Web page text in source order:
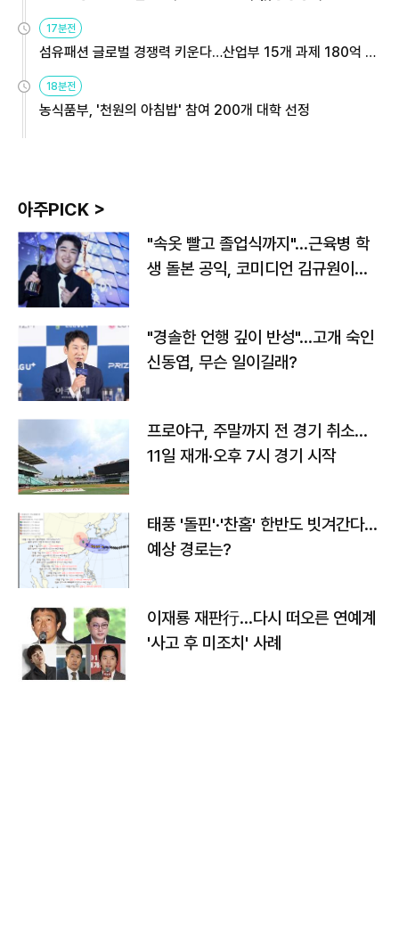
용해야
17분전
섬유패션 글로벌 경쟁력 키운다…산업부 15개 과제 180억 지
원
18분전
농식품부, '천원의 아침밥' 참여 200개 대학 선정
아주PICK >
"속옷 빨고 졸업식까지"…근육병 학
생 돌본 공익, 코미디언 김규원이었
"경솔한 언행 깊이 반성"…고개 숙인
신동엽, 무슨 일이길래?
프로야구, 주말까지 전 경기 취소…
11일 재개·오후 7시 경기 시작
태풍 '돌핀'·'찬홈' 한반도 빗겨간다…
예상 경로는?
이재룡 재판行…다시 떠오른 연예계
'사고 후 미조치' 사례